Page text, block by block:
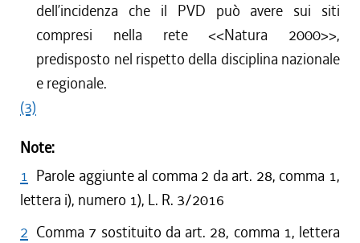
dell’incidenza che il PVD può avere sui siti
compresi nella rete <<Natura 2000>>,
predisposto nel rispetto della disciplina nazionale
e regionale.
(3)
Note:
1 Parole aggiunte al comma 2 da art. 28, comma 1,
lettera i), numero 1), L. R. 3/2016
2 Comma 7 sostituito da art. 28, comma 1, lettera